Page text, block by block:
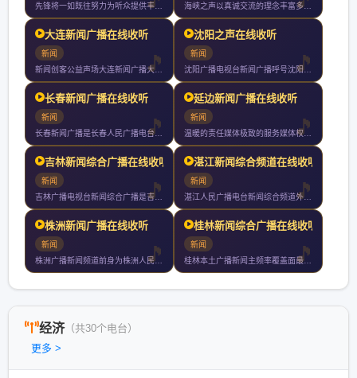
先锋将一如既往努力为听众提供丰富多彩的广播节目热情为广告客户
海峡之声以真诚交流的理念丰富多彩的内容活泼多样的形式收到两岸
大连新闻广播在线收听
新闻
新闻创客公益声场大连新闻广播大连主频率声音梦工场同步我们的城
沈阳之声在线收听
新闻
沈阳广播电视台新闻广播呼号沈阳之声是沈阳地区核心新闻广播频率
长春新闻广播在线收听
新闻
长春新闻广播是长春人民广播电台下属的新闻广播频率采用调频兆赫
延边新闻广播在线收听
新闻
温暖的责任媒体极致的服务媒体权威的专业媒体接地气的陪伴媒体新
吉林新闻综合广播在线收听
新闻
吉林广播电视台新闻综合广播是吉林广播电视台旗下以新闻资讯为主
湛江新闻综合频道在线收听
新闻
湛江人民广播电台新闻综合频道外文名是湛江人民广播电台旗下的频
株洲新闻广播在线收听
新闻
株洲广播新闻频道前身为株洲人民广播电台覆盖株洲长沙湘潭等地全
桂林新闻综合广播在线收听
新闻
桂林本土广播新闻主频率覆盖面最广影响力最大的调频广播桂林新闻
经济（共30个电台）
更多 >